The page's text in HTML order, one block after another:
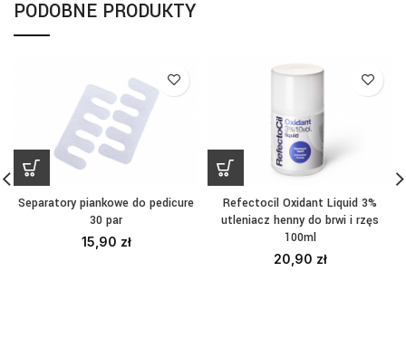
PODOBNE PRODUKTY
Separatory piankowe do pedicure
30 par
15,90 zł
Refectocil Oxidant Liquid 3%
utleniacz henny do brwi i rzęs
100ml
20,90 zł